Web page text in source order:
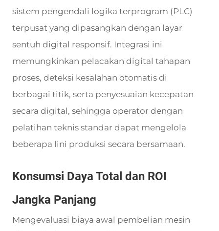
sistem pengendali logika terprogram (PLC)
terpusat yang dipasangkan dengan layar
sentuh digital responsif. Integrasi ini
memungkinkan pelacakan digital tahapan
proses, deteksi kesalahan otomatis di
berbagai titik, serta penyesuaian kecepatan
secara digital, sehingga operator dengan
pelatihan teknis standar dapat mengelola
beberapa lini produksi secara bersamaan.
Konsumsi Daya Total dan ROI
Jangka Panjang
Mengevaluasi biaya awal pembelian mesin